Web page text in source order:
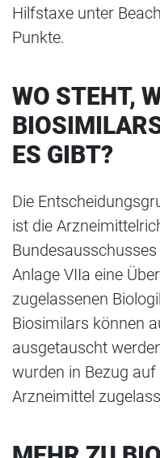
Hilfstaxe unter
Punkte.
WO STEHT,
ES GIBT?
Die
ist die
Anlage VIIa eine
zugelassenen
Biosimilars können
ausgetauscht
wurden in Bezug
Arzneimittel